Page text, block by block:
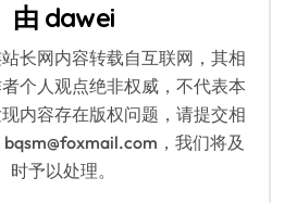
由 dawei
站长网内容转载自互联网，其相
个人观点绝非权威，不代表本
内容存在版权问题，请提交相
，我们将及
时予以处理。